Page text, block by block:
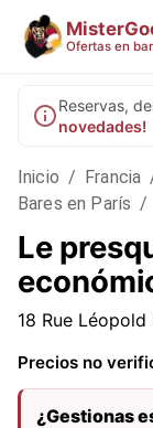
Ofertas en
Reservas,
novedades!
Inicio / Francia
Bares en París /
Le
18 Rue
Precios no
¿Gestionas